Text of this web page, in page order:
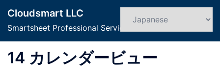
ン
Cloudsmart LLC
Smartsheet Professional Service
ト
グ
14 カレンダービュー